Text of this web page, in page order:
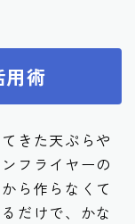
用術
きた天ぷらや
フライヤーの
ら作らなくて
だけで、かな